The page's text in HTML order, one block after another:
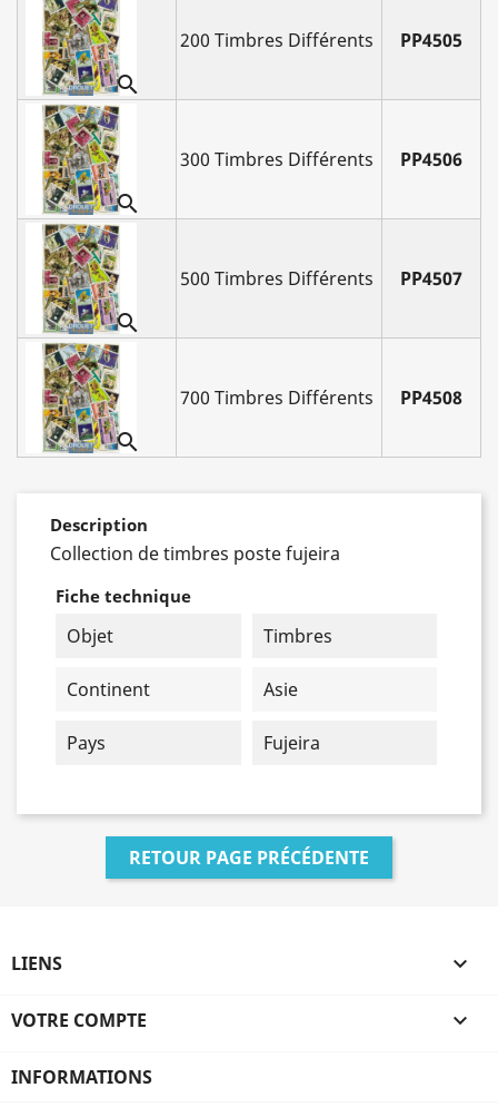

200 Timbres Différents PP4505

300 Timbres Différents PP4506

500 Timbres Différents PP4507

700 Timbres Différents PP4508
Description
Collection de timbres poste fujeira
Fiche technique
Objet Timbres
Continent Asie
Pays Fujeira
RETOUR PAGE PRÉCÉDENTE
LIENS 
VOTRE COMPTE 
INFORMATIONS